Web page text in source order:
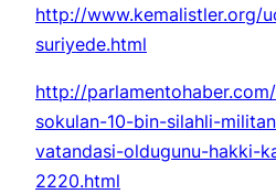
http://www.kemalistler.org/
suriyede.html
http://
sokulan-10-bin-silahli-
vatandasi-oldugunu-hakki-
2220.html